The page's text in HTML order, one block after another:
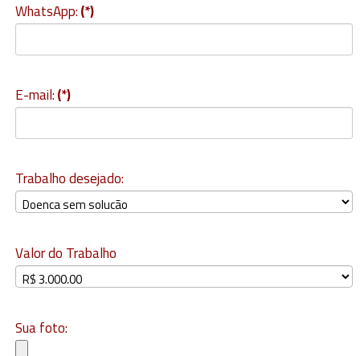
WhatsApp:(*)
E-mail:(*)
Trabalho desejado:
Valor do Trabalho
Sua foto: